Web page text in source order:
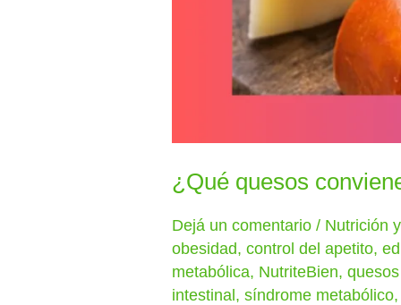
¿Qué quesos
Dejá un comentario / Nutrición
obesidad,control del apetito,
metabólica, NutriteBien,
intestinal,síndrome metabólico